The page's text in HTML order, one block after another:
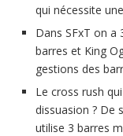
qui nécessite
Dans SFxT on a
barres et King
gestions des
Le cross rush
dissuasion ? De
utilise 3 barres